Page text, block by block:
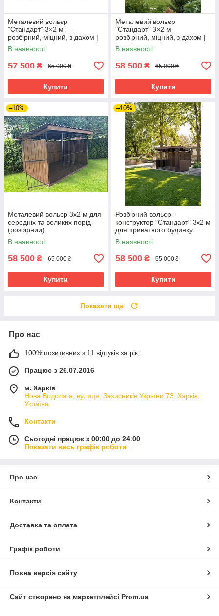
Металевий вольєр
"Стандарт" 3×2 м —
розбірний, міцний, з дахом |
Вольєри від виробника
В наявності
57 500 ₴ 65 000 ₴
Купити
Металевий вольєр
"Стандарт" 3×2 м —
розбірний, міцний, з дахом |
Вольєри від виробника
В наявності
58 500 ₴ 65 000 ₴
Купити
–10%
Металевий вольєр 3х2 м для
середніх та великих порід
(розбірний)
В наявності
58 500 ₴ 65 000 ₴
Купити
–10%
Розбірний вольєр-
конструктор "Стандарт" 3х2 м
для приватного будинку
В наявності
58 500 ₴ 65 000 ₴
Купити
Показати ще
Про нас
100% позитивних з 11 відгуків за рік
Працює з 26.07.2016
м. Харків
Нова Водолага, вулиця, Захисників України 73, Харків,
Україна
Контакти
Сьогодні працює з 00:00 до 24:00
Показати весь графік роботи
Про нас
Контакти
Доставка та оплата
Графік роботи
Повна версія сайту
Сайт створено на маркетплейсі Prom.ua